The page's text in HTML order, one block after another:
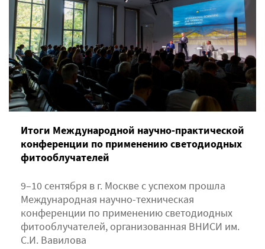
Итоги Международной научно-практической
конференции по применению светодиодных
фитооблучателей
9–10 сентября в г. Москве с успехом прошла
Международная научно-техническая
конференции по применению светодиодных
фитооблучателей, организованная ВНИСИ им.
С.И. Вавилова